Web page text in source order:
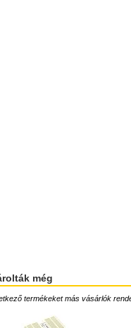
még
termékeket más vásárlók